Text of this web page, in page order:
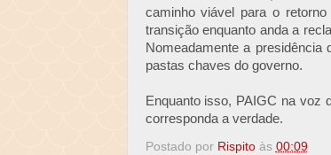
caminho viável para o
transição enquanto anda a
Nomeadamente a
pastas chaves do governo.
Enquanto isso, PAIGC na voz
corresponda a verdade.
Postado por Rispito às 00:09